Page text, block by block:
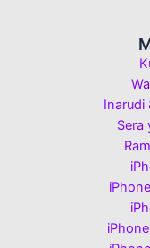
Inarudi
Sera